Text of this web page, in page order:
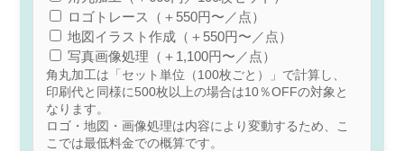
ロゴトレース（＋550円〜／点）
地図イラスト作成（＋550円〜／点）
写真画像処理（＋1,100円〜／点）
角丸加工は「セット単位（100枚ごと）」で計算し、
印刷代と同様に500枚以上の場合は10％OFFの対象と
なります。
ロゴ・地図・画像処理は内容により変動するため、こ
こでは最低料金での概算です。